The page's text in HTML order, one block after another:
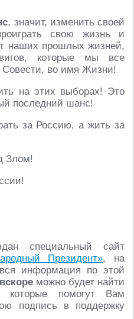
, значит, изменить своей
свою жизнь и
наших прошлых жизней,
которые мы все
во имя Жизни!
на этих выборах! Это
последний шанс!
за Россию, а жить за
Злом!
специальный сайт
Президент», на
информация по этой
вскореможно будет найти
которые помогут Вам
подпись в поддержку